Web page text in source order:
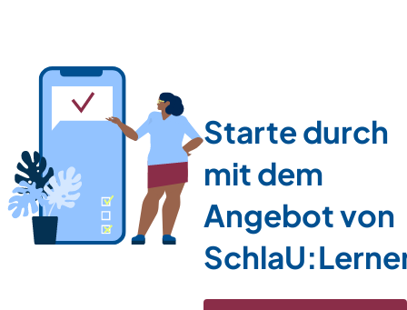
Starte durch
mit dem
Angebot von